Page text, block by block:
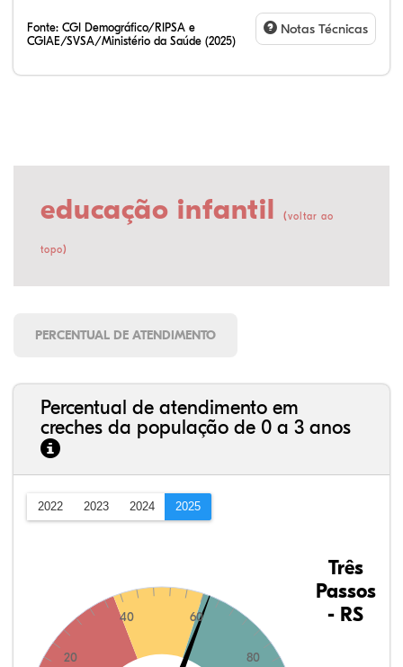
Fonte: CGI Demográfico/RIPSA e
CGIAE/SVSA/Ministério da Saúde (2025)
Notas Técnicas
educação infantil (voltar ao
topo)
PERCENTUAL DE ATENDIMENTO
Percentual de atendimento em
creches da população de 0 a 3 anos
2022 2023 2024 2025
20
40 60
80
Três
Passos
- RS